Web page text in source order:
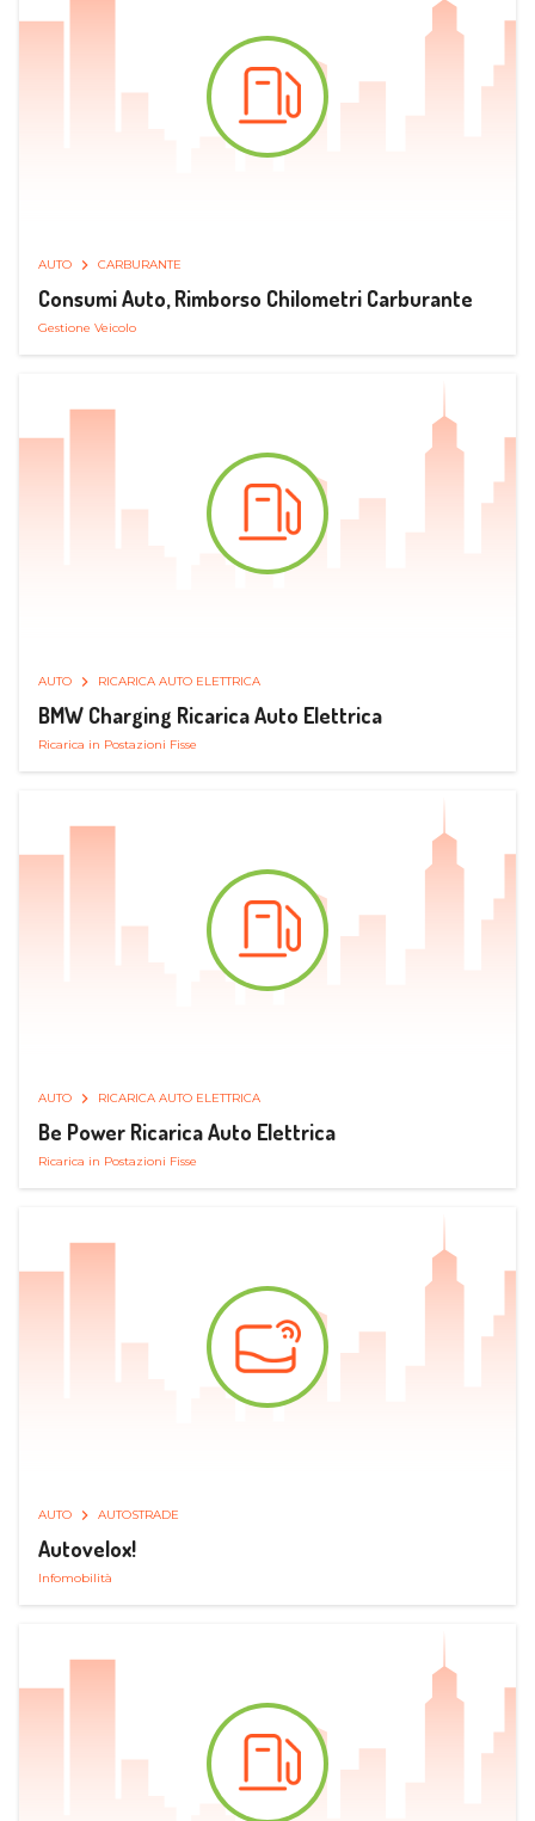
AUTO CARBURANTE
Consumi Auto, Rimborso Chilometri Carburante
Gestione Veicolo
AUTO RICARICA AUTO ELETTRICA
BMW Charging Ricarica Auto Elettrica
Ricarica in Postazioni Fisse
AUTO RICARICA AUTO ELETTRICA
Be Power Ricarica Auto Elettrica
Ricarica in Postazioni Fisse
AUTO AUTOSTRADE
Autovelox!
Infomobilità